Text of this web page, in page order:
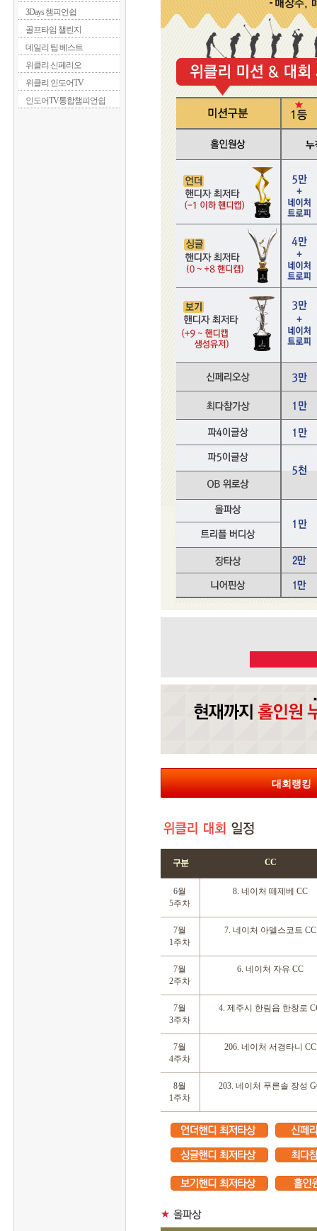
3Days 챔피언쉽
골프타임 챌린지
데일리 팀 베스트
위클리 신페리오
위클리 인도어TV
인도어TV통합챔피언쉽
대회랭킹
구분 CC
6월
5주차
8. 네이처 떼제베 CC
7월
1주차
7. 네이처 아델스코트 CC
7월
2주차
6. 네이처 자유 CC
7월
3주차
4. 제주시 한림읍 한창로
7월
4주차
206. 네이처 서경타니 CC
8월
1주차
203. 네이처 푸른솔 장성